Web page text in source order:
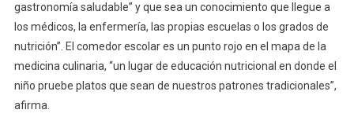
gastronomía saludable” y que sea un conocimiento que llegue a
los médicos, la enfermería, las propias escuelas o los grados de
nutrición”. El comedor escolar es un punto rojo en el mapa de la
medicina culinaria, “un lugar de educación nutricional en donde el
niño pruebe platos que sean de nuestros patrones tradicionales”,
afirma.